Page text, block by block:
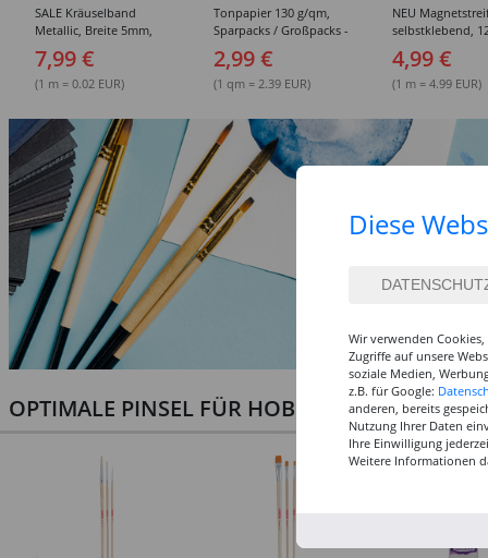
SALE Kräuselband
Metallic, Breite 5mm,
400m auf der Spule -
Verschiedene Farben
7,99 €
(1 m = 0.02 EUR)
Tonpapier 130 g/qm,
Sparpacks / Großpacks -
Verschiedene
Ausführungen
2,99 €
(1 qm = 2.39 EUR)
NEU
selbstklebend,
1 Meter
4,99 €
(1 m = 4.99 EUR)
OPTIMALE PINSEL FÜR HOBBY & KUNST
Diese
Wir verwenden
Zugriffe auf unsere
soziale Medien,
z.B. für Google:
anderen, bereits
Nutzung Ihrer Daten
Ihre Einwilligung
Weitere Informationen